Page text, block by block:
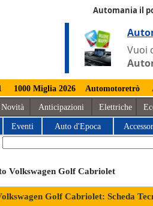
Automania il
Vuoi
1000 Miglia 2026 Automotoretrò
Novità Anticipazioni Elettriche
Eventi Auto d'Epoca
Volkswagen Golf Cabriolet
Golf Cabriolet: Scheda